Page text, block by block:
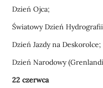
Dzień Ojca;
Światowy Dzień
Dzień Jazdy na Deskorolce;
Dzień Narodowy
22 czerwca